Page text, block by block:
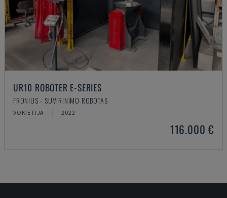
UR10 ROBOTER E-SERIES
FRONIUS - SUVIRINIMO ROBOTAS
VOKIETIJA 2022
116.000 €